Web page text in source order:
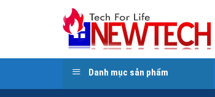
Danh mục sản phẩm